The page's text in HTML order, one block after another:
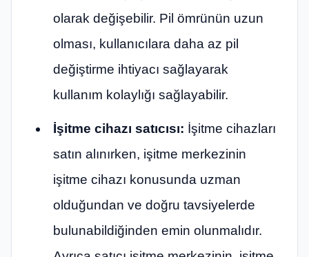
olarak değişebilir. Pil ömrünün uzun
olması, kullanıcılara daha az pil
değiştirme ihtiyacı sağlayarak
kullanım kolaylığı sağlayabilir.
İşitme cihazı satıcısı: İşitme cihazları
satın alınırken, işitme merkezinin
işitme cihazı konusunda uzman
olduğundan ve doğru tavsiyelerde
bulunabildiğinden emin olunmalıdır.